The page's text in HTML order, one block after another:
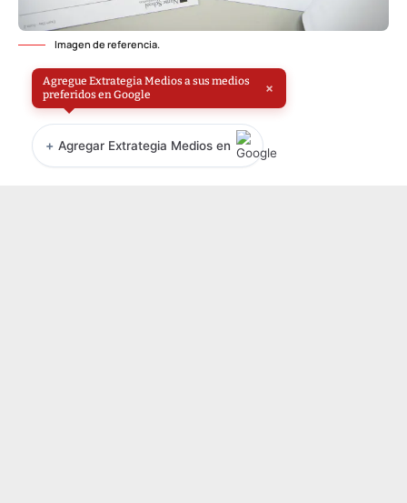
Imagen de referencia.
Agregue Extrategia Medios a sus medios
preferidos en Google
×
+ Agregar Extrategia Medios en